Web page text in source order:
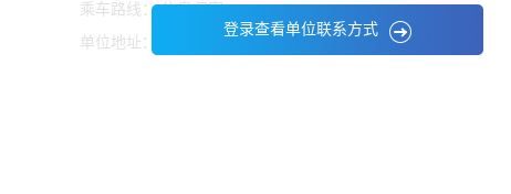
登录查看单位联系方式
乘车路线： 信息保密
单位地址：